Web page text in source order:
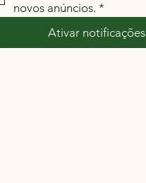
novos anúncios. *
Ativar notificações